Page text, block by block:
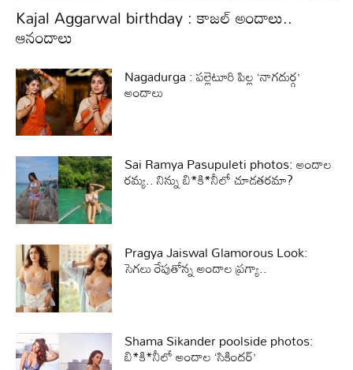
Kajal Aggarwal birthday : కాజల్ అందాలు..
ఆనందాలు
Nagadurga : పల్లెటూరి పిల్ల ‘నాగదుర్గ’
అందాలు
Sai Ramya Pasupuleti photos: అందాల
రమ్య.. నిన్ను బి*కి*నీలో చూడతరమా?
Pragya Jaiswal Glamorous Look:
సెగలు రేపుతోన్న అందాల ప్రగ్యా..
Shama Sikander poolside photos:
బి*కి*నీలో అందాల ‘సికిందర్’